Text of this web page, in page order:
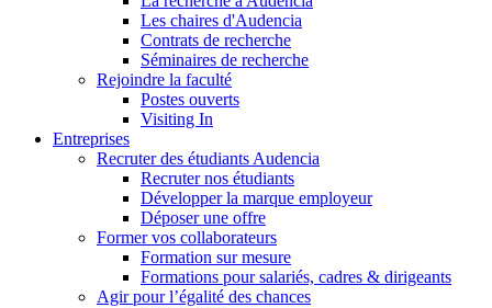
Les chaires d'Audencia
Contrats de recherche
Séminaires de recherche
Rejoindre la faculté
Postes ouverts
Visiting In
Entreprises
Recruter des étudiants Audencia
Recruter nos étudiants
Développer la marque employeur
Déposer une offre
Former vos collaborateurs
Formation sur mesure
Formations pour salariés, cadres & dirigeants
Agir pour l’égalité des chances